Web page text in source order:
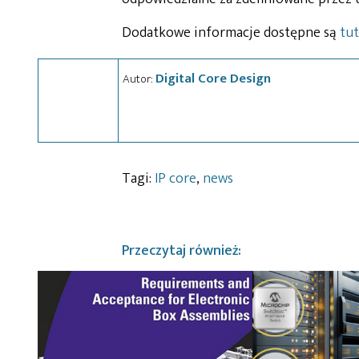
Dodatkowe informacje dostępne są
Autor: Digital Core Design
Tagi: IP core, news
Przeczytaj również: